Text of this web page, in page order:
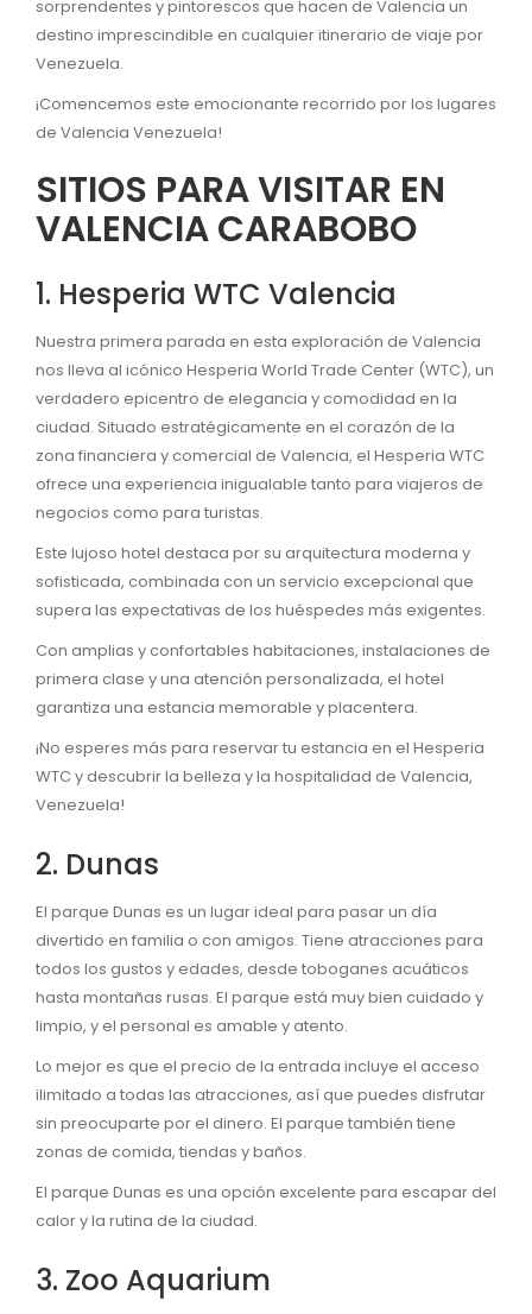
sorprendentes y pintorescos que hacen de Valencia un
destino imprescindible en cualquier itinerario de viaje por
Venezuela.
¡Comencemos este emocionante recorrido por los lugares
de Valencia Venezuela!
SITIOS PARA VISITAR EN
VALENCIA CARABOBO
1. Hesperia WTC Valencia
Nuestra primera parada en esta exploración de Valencia
nos lleva al icónico Hesperia World Trade Center (WTC), un
verdadero epicentro de elegancia y comodidad en la
ciudad. Situado estratégicamente en el corazón de la
zona financiera y comercial de Valencia, el Hesperia WTC
ofrece una experiencia inigualable tanto para viajeros de
negocios como para turistas.
Este lujoso hotel destaca por su arquitectura moderna y
sofisticada, combinada con un servicio excepcional que
supera las expectativas de los huéspedes más exigentes.
Con amplias y confortables habitaciones, instalaciones de
primera clase y una atención personalizada, el hotel
garantiza una estancia memorable y placentera.
¡No esperes más para reservar tu estancia en el Hesperia
WTC y descubrir la belleza y la hospitalidad de Valencia,
Venezuela!
2. Dunas
El parque Dunas es un lugar ideal para pasar un día
divertido en familia o con amigos. Tiene atracciones para
todos los gustos y edades, desde toboganes acuáticos
hasta montañas rusas. El parque está muy bien cuidado y
limpio, y el personal es amable y atento.
Lo mejor es que el precio de la entrada incluye el acceso
ilimitado a todas las atracciones, así que puedes disfrutar
sin preocuparte por el dinero. El parque también tiene
zonas de comida, tiendas y baños.
El parque Dunas es una opción excelente para escapar del
calor y la rutina de la ciudad.
3. Zoo Aquarium